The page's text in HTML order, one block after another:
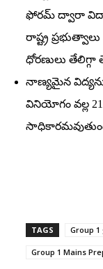
ఫోరమ్‌ ద్వారా
రాష్ట్ర
ధోరణులు తేలిగ్గా
నాణ్యమైన
వినియోగం వల్ల
TAGS Group 1
Group 1 Mains